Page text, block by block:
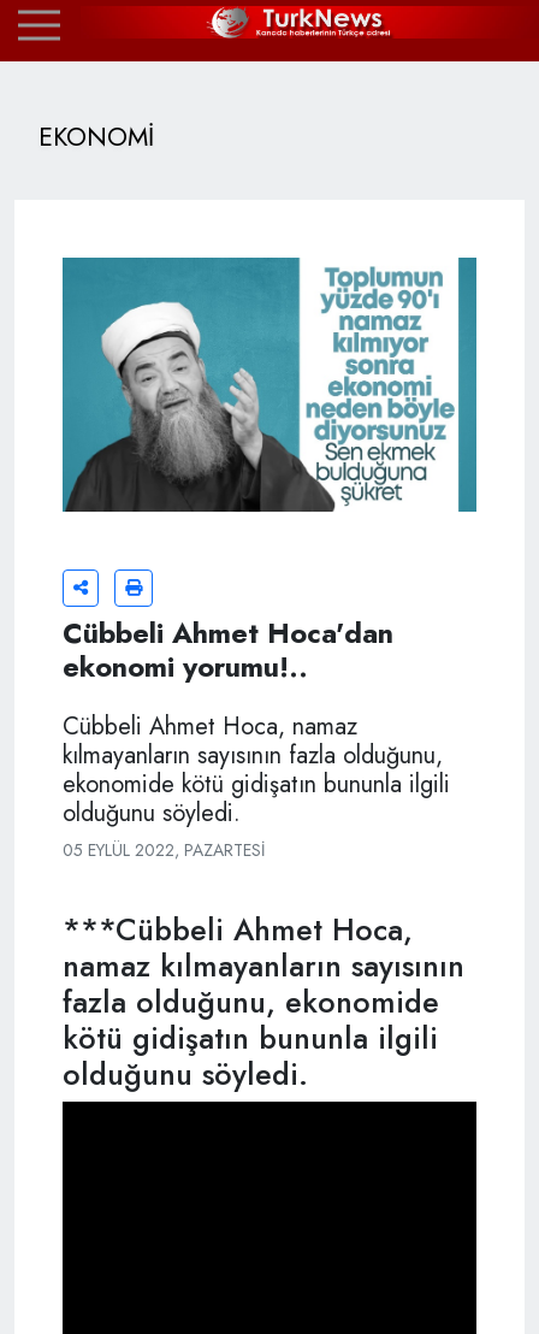
EKONOMİ
Cübbeli Ahmet Hoca'dan
ekonomi yorumu!..
Cübbeli Ahmet Hoca, namaz
kılmayanların sayısının fazla olduğunu,
ekonomide kötü gidişatın bununla ilgili
olduğunu söyledi.
05 EYLÜL 2022, PAZARTESI
***Cübbeli Ahmet Hoca,
namaz kılmayanların sayısının
fazla olduğunu, ekonomide
kötü gidişatın bununla ilgili
olduğunu söyledi.